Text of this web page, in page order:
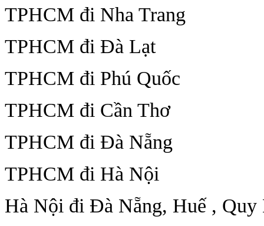
TPHCM đi Nha Trang
TPHCM đi Đà Lạt
TPHCM đi Phú Quốc
TPHCM đi Cần Thơ
TPHCM đi Đà Nẵng
TPHCM đi Hà Nội
Hà Nội đi Đà Nẵng, Huế ,